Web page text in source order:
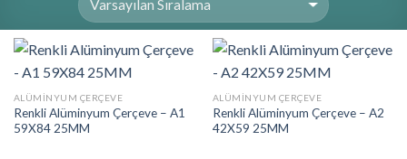
ALÜMINYUM ÇERÇEVE
Renkli Alüminyum Çerçeve – A1
59X84 25MM
ALÜMINYUM ÇERÇEVE
Renkli Alüminyum Çerçeve – A2
42X59 25MM